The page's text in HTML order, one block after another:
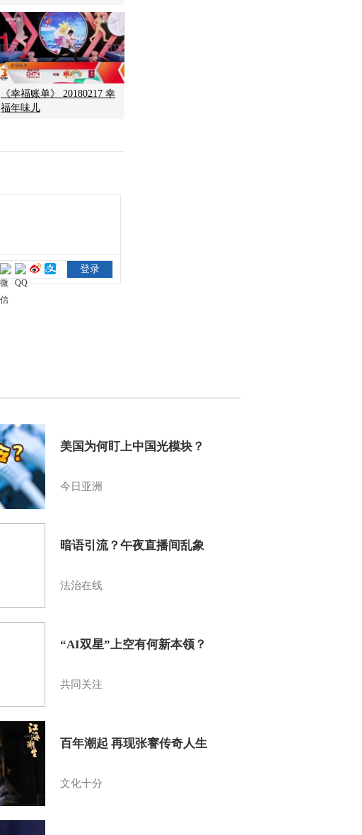
《幸福账单》 20180217 幸
福年味儿
美国为何盯上中国光模块？
今日亚洲
暗语引流？午夜直播间乱象
法治在线
“AI双星”上空有何新本领？
共同关注
百年潮起 再现张謇传奇人生
文化十分